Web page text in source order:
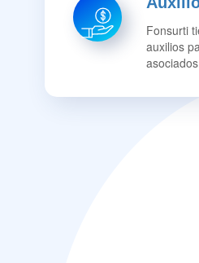
Fonsurti
auxilios